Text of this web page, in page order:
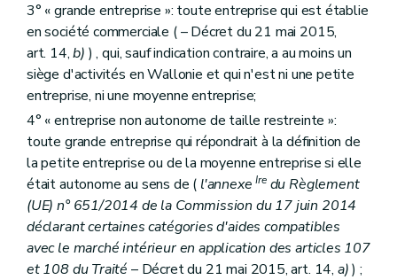
3° « grande entreprise »: toute entreprise qui est établie
en société commerciale (– Décret du 21 mai 2015,
art. 14,b) ) , qui, sauf indication contraire, a au moins un
siège d'activités en Wallonie et qui n'est ni une petite
entreprise, ni une moyenne entreprise;
4° « entreprise non autonome de taille restreinte »:
toute grande entreprise qui répondrait à la définition de
la petite entreprise ou de la moyenne entreprise si elle
était autonome au sens de ( l'annexeIredu Règlement
(UE) n° 651/2014 de la Commission du 17 juin 2014
déclarant certaines catégories d'aides compatibles
avec le marché intérieur en application des articles 107
et 108 du Traité – Décret du 21 mai 2015, art. 14, a)) ;